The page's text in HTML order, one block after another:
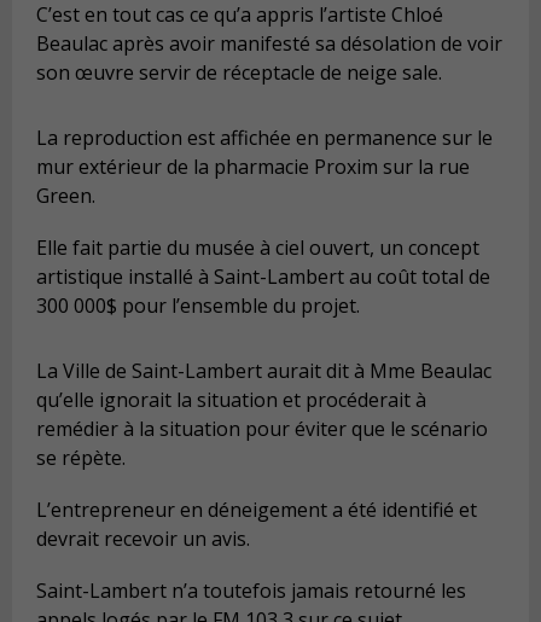
C’est en tout cas ce qu’a appris l’artiste Chloé
Beaulac après avoir manifesté sa désolation de voir
son œuvre servir de réceptacle de neige sale.
La reproduction est affichée en permanence sur le
mur extérieur de la pharmacie Proxim sur la rue
Green.
Elle fait partie du musée à ciel ouvert, un concept
artistique installé à Saint-Lambert au coût total de
300 000$ pour l’ensemble du projet.
La Ville de Saint-Lambert aurait dit à Mme Beaulac
qu’elle ignorait la situation et procéderait à
remédier à la situation pour éviter que le scénario
se répète.
L’entrepreneur en déneigement a été identifié et
devrait recevoir un avis.
Saint-Lambert n’a toutefois jamais retourné les